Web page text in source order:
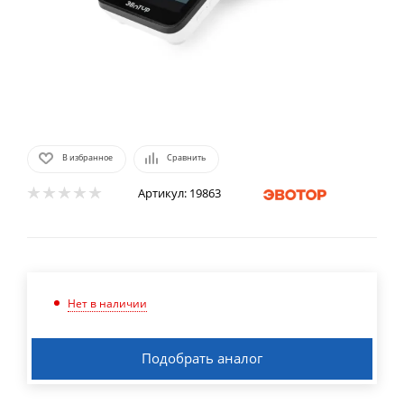
В избранное Сравнить
Артикул: 19863
Нет в наличии
Подобрать аналог